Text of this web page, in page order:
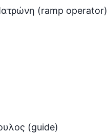
(ramp operator)
(guide)